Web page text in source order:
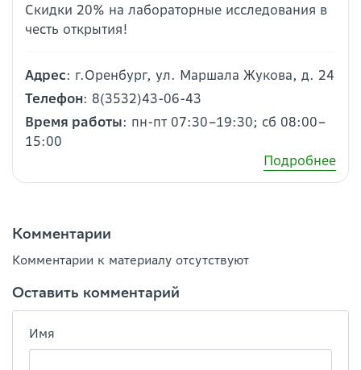
Скидки 20% на лабораторные исследования в
честь открытия!
Адрес: г.Оренбург, ул. Маршала Жукова, д. 24
Телефон: 8(3532)43-06-43
Время работы: пн-пт 07:30–19:30; сб 08:00–
15:00
Подробнее
Комментарии
Комментарии к материалу отсутствуют
Оставить комментарий
Имя